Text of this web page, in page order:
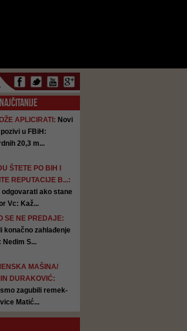
NAJČITANIJE
APLICIRATI: Novi
u FBiH:
20,3 m...
ŠTETE PO BIH I
REPUTACIJE B...:
odgovarati ako stane
Vc: Kaž...
SE NE PREDAJE:
konačno zahlađenje
Nedim S...
MAŠINA/
DURAKOVIĆ:
zagubili remek-
Matić...